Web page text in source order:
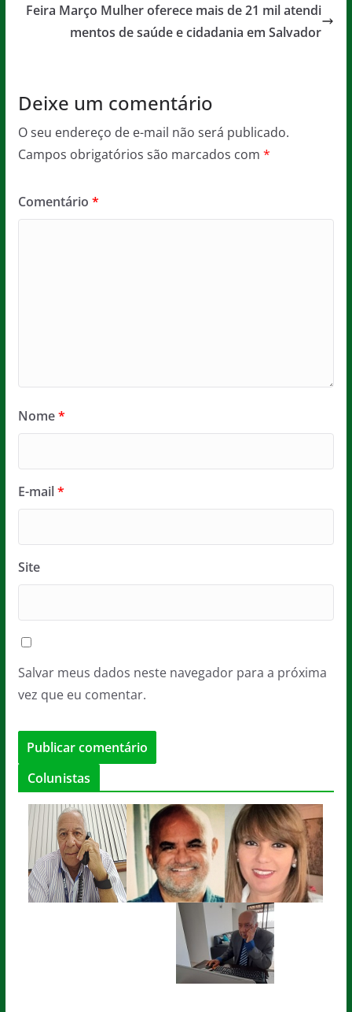
o
o
p
p
e
Feira Março Mulher oferece mais de 21 mil atendi
mentos de saúde e cidadania em Salvador
Deixe um comentário
O seu endereço de e-mail não será publicado.
Campos obrigatórios são marcados com *
Comentário *
Nome*
E-mail*
Site
Salvar meus dados neste navegador para a próxima
vez que eu comentar.
Colunistas